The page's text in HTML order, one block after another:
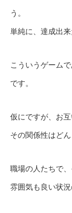
う。
単純に、達成出
こういうゲーム
です。
仮にですが、お
その関係性はど
職場の人たちで
雰囲気も良い状